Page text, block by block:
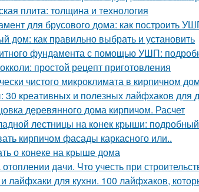
плита: толщина и технология
для брусового дома: как построить
дом: как правильно выбрать и установить
фундамента с помощью УШП:
простой рецепт приготовления
чистого микроклимата в кирпичном
30 креативных и полезных лайфхаков для
деревянного дома кирпичом. Расчет
лестницы на конек крыши:
кирпичом фасады каркасного или..
о конеке на крыше дома
дачи. Что учесть при
лайфхаки для кухни. 100 лайфхаков,